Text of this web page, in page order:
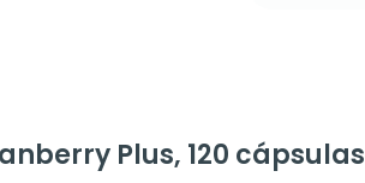
Plus, 120 cápsulas